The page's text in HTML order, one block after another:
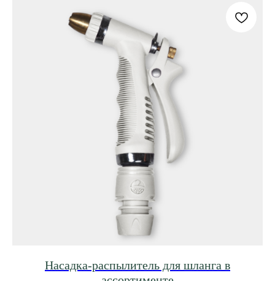
Насадка-распылитель для шланга в